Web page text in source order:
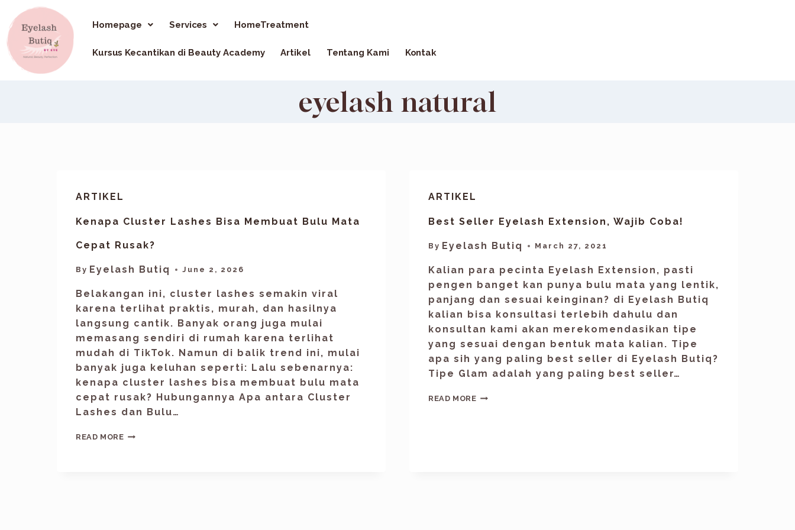
Homepage Services HomeTreatment
Kursus Kecantikan di Beauty Academy Artikel Tentang Kami Kontak
eyelash natural
ARTIKEL
Kenapa Cluster Lashes Bisa Membuat Bulu Mata
Cepat Rusak?
By Eyelash Butiq June 2, 2026
Belakangan ini, cluster lashes semakin viral
karena terlihat praktis, murah, dan hasilnya
langsung cantik. Banyak orang juga mulai
memasang sendiri di rumah karena terlihat
mudah di TikTok. Namun di balik trend ini, mulai
banyak juga keluhan seperti: Lalu sebenarnya:
kenapa cluster lashes bisa membuat bulu mata
cepat rusak? Hubungannya Apa antara Cluster
Lashes dan Bulu…
READ MORE
ARTIKEL
Best Seller Eyelash Extension, Wajib Coba!
By Eyelash Butiq March 27, 2021
Kalian para pecinta Eyelash Extension, pasti
pengen banget kan punya bulu mata yang lentik,
panjang dan sesuai keinginan? di Eyelash Butiq
kalian bisa konsultasi terlebih dahulu dan
konsultan kami akan merekomendasikan tipe
yang sesuai dengan bentuk mata kalian. Tipe
apa sih yang paling best seller di Eyelash Butiq?
Tipe Glam adalah yang paling best seller…
READ MORE